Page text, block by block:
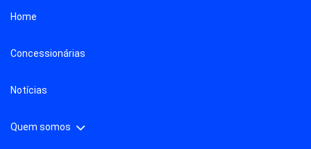
Home
Concessionárias
Notícias
Quem somos